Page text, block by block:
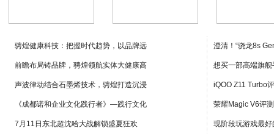
骋煌健康科技：把握时代趋势，以品牌远
前瞻布局铸品牌，骋煌领航实体大健康高
声波律动结合石墨烯技术，骋煌打造沉浸
《成都诺和企业文化践行者》—践行文化
7月11日东北超沈哈大战解锁盛夏狂欢
澄清！“骁龙8s
想买一部高端旗
iQOO Z11 Turbo
荣耀Magic V6评
现阶段玩游戏最